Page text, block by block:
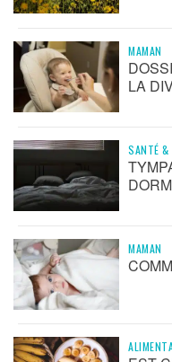
MAMAN
LA
SANTÉ &
MAMAN